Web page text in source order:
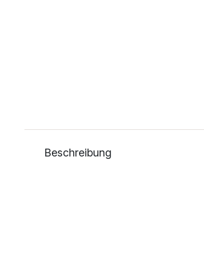
Beschreibung